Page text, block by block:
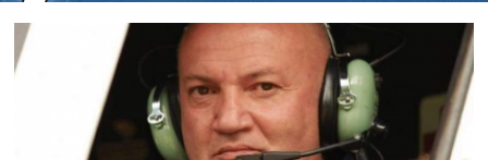
ჩვენ შესახებ
სოციალური ქსელები